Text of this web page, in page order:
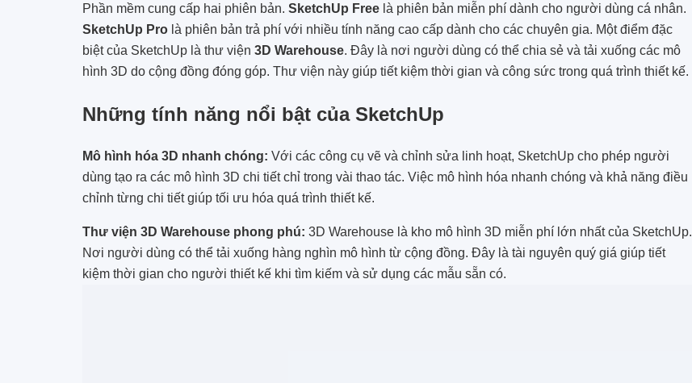
Phần mềm cung cấp hai phiên bản. SketchUp Free là phiên bản miễn phí dành cho người dùng cá nhân.
SketchUp Pro là phiên bản trả phí với nhiều tính năng cao cấp dành cho các chuyên gia. Một điểm đặc
biệt của SketchUp là thư viện 3D Warehouse. Đây là nơi người dùng có thể chia sẻ và tải xuống các mô
hình 3D do cộng đồng đóng góp. Thư viện này giúp tiết kiệm thời gian và công sức trong quá trình thiết kế.
Những tính năng nổi bật của SketchUp
Mô hình hóa 3D nhanh chóng: Với các công cụ vẽ và chỉnh sửa linh hoạt, SketchUp cho phép người
dùng tạo ra các mô hình 3D chi tiết chỉ trong vài thao tác. Việc mô hình hóa nhanh chóng và khả năng điều
chỉnh từng chi tiết giúp tối ưu hóa quá trình thiết kế.
Thư viện 3D Warehouse phong phú: 3D Warehouse là kho mô hình 3D miễn phí lớn nhất của SketchUp.
Nơi người dùng có thể tải xuống hàng nghìn mô hình từ cộng đồng. Đây là tài nguyên quý giá giúp tiết
kiệm thời gian cho người thiết kế khi tìm kiếm và sử dụng các mẫu sẵn có.